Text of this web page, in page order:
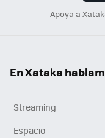
Apoya a
En Xataka
Streaming
Espacio